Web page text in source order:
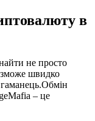
в
не просто
зможе швидко
– це